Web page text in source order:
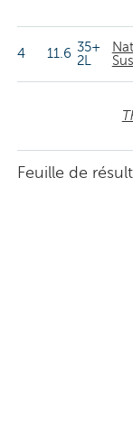
4 11.6 35+
2L
Feuille de